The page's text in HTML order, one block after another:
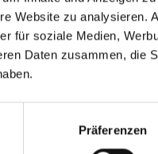
Website zu analysieren.
für soziale Medien,
Daten zusammen, die
Präferenzen